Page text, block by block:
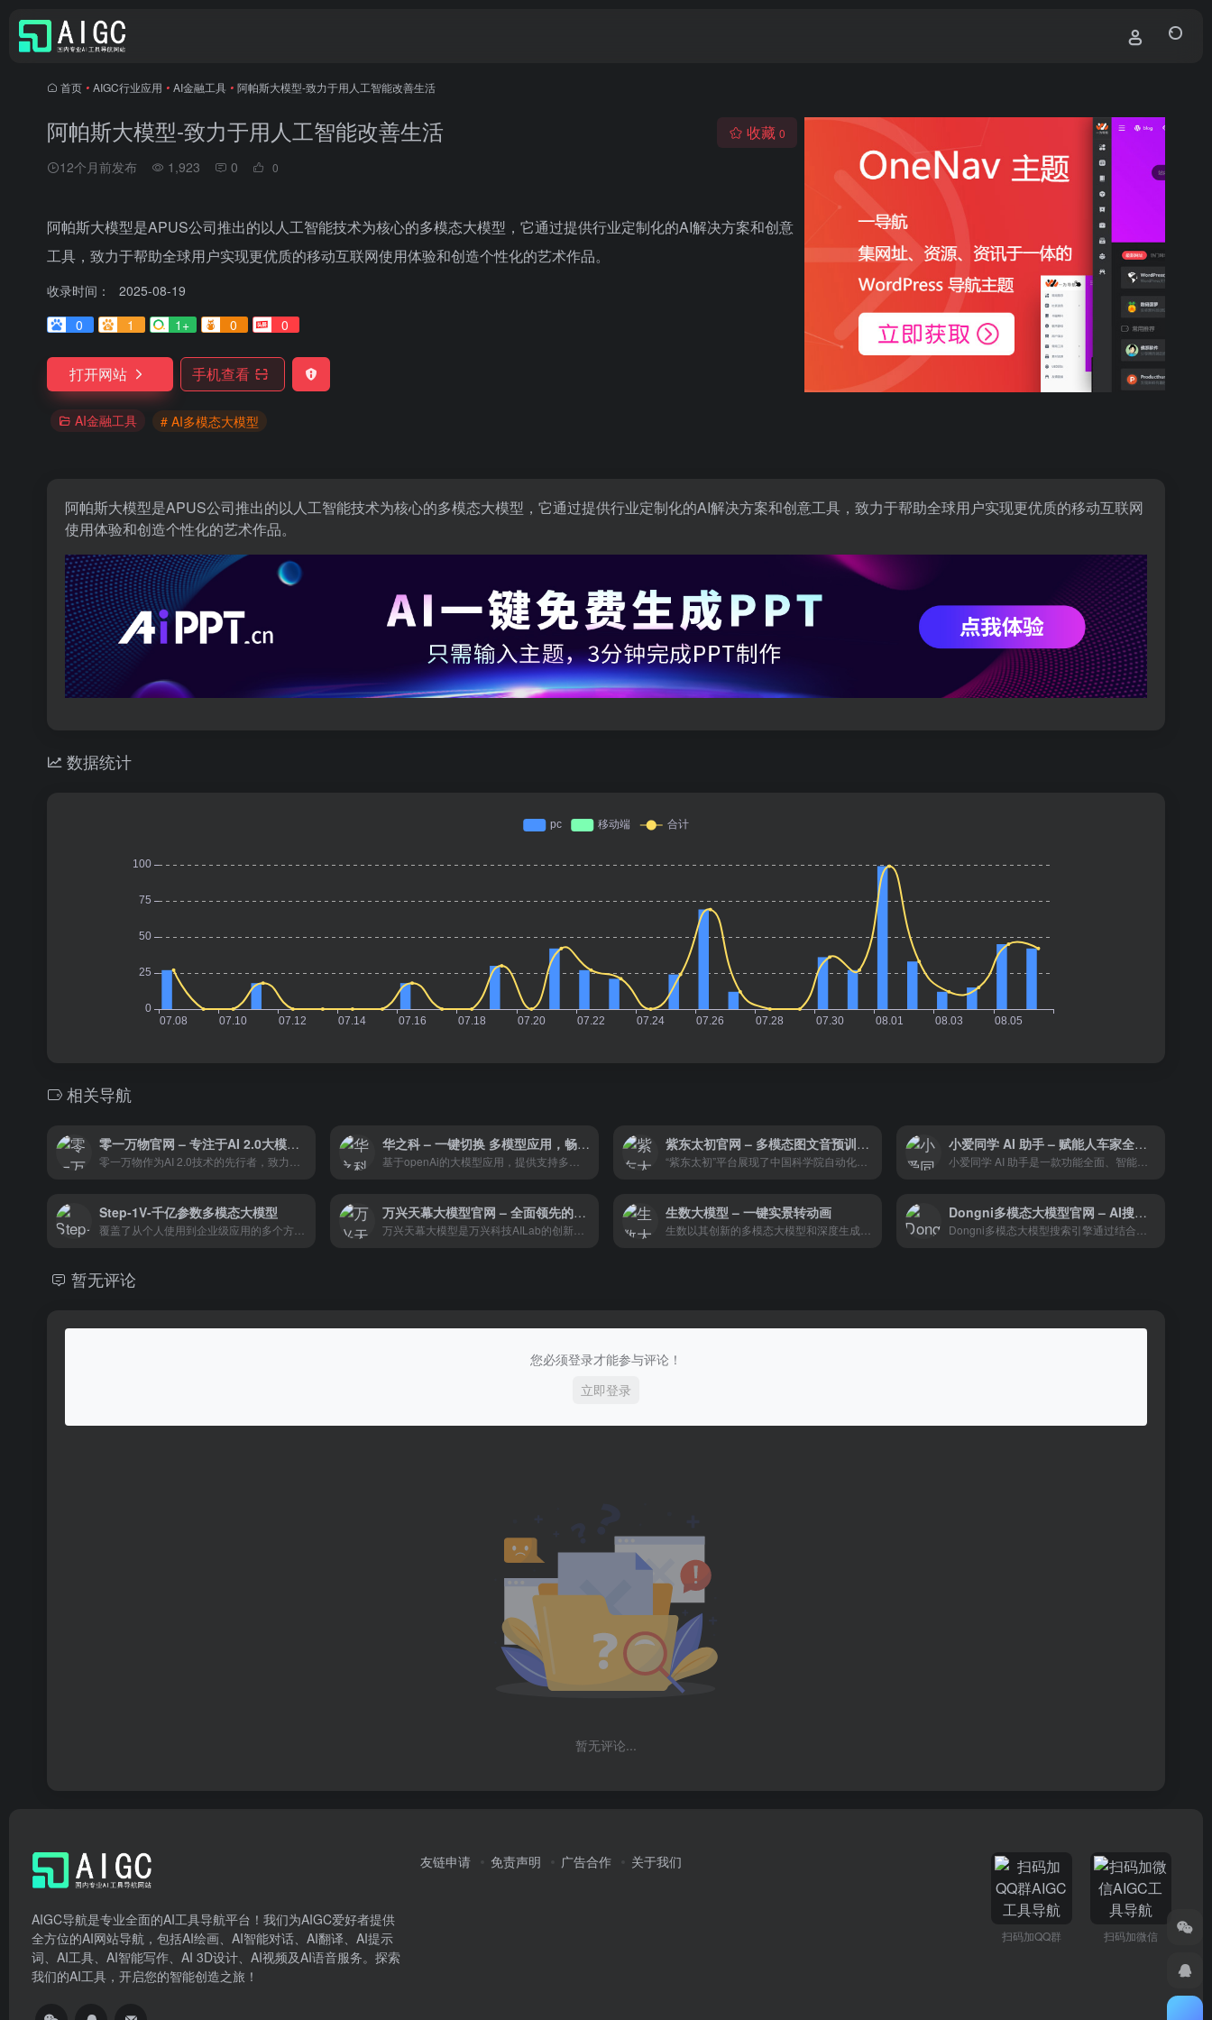
首页 • AIGC行业应用 • AI金融工具 • 阿帕斯大模型-致力于用人工智能改善生活
阿帕斯大模型-致力于用人工智能改善生活
12个月前发布 1,923 0 0
收藏 0
阿帕斯大模型是APUS公司推出的以人工智能技术为核心的多模态大模型，它通过提供行业定制化的AI解决方案和创意
工具，致力于帮助全球用户实现更优质的移动互联网使用体验和创造个性化的艺术作品。
收录时间：
2025-08-19
0
1 1+ 0 0
打开网站 手机查看
AI金融工具 # AI多模态大模型
阿帕斯大模型是APUS公司推出的以人工智能技术为核心的多模态大模型，它通过提供行业定制化的AI解决方案和创意工具，致力于帮助全球用户实现更优质的移动互联网
使用体验和创造个性化的艺术作品。
数据统计
相关导航
零一万物官网 – 专注于AI 2.0大模型技术和应用 华之科 – 一键切换 多模型应用，畅所使用 紫东太初官网 – 多模态图文音预训练模型 小爱同学 AI 助手 – 赋能人车家全生态
Step-1V-千亿参数多模态大模型 万兴天幕大模型官网 – 全面领先的多媒体能力平台 生数大模型 – 一键实景转动画 Dongni多模态大模型官网 – AI搜索引擎技术发展的新趋势
暂无评论
您必须登录才能参与评论！
立即登录
暂无评论...
AIGC导航是专业全面的AI工具导航平台！我们为AIGC爱好者提供
全方位的AI网站导航，包括AI绘画、AI智能对话、AI翻译、AI提示
词、AI工具、AI智能写作、AI 3D设计、AI视频及AI语音服务。探索
我们的AI工具，开启您的智能创造之旅！
友链申请 免责声明 广告合作 关于我们
扫码加QQ群 扫码加微信